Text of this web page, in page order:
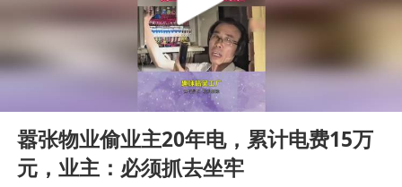
河南试行周五下午弹性离岗
要给全体职工“应休尽休”的底气
Play
嚣张物业偷业主20年电，累计电费15万
元，业主：必须抓去坐牢